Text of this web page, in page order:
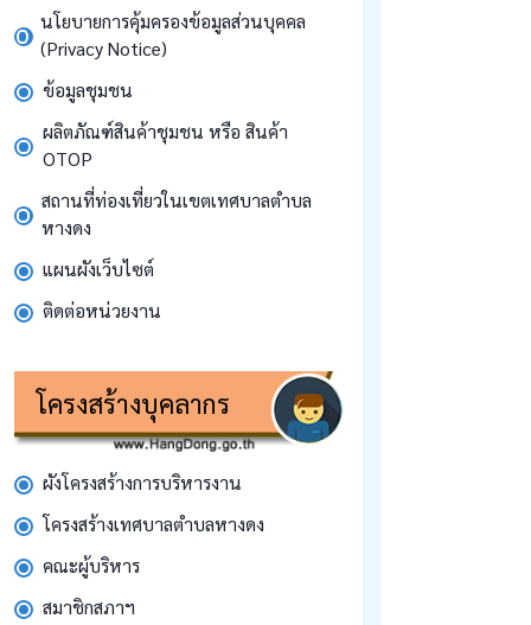
นโยบายการคุ้มครองข้อมูลส่วนบุคคล
(Privacy Notice)
ข้อมูลชุมชน
ผลิตภัณฑ์สินค้าชุมชน หรือ สินค้า
OTOP
สถานที่ท่องเที่ยวในเขตเทศบาลตำบล
หางดง
แผนผังเว็บไซต์
ติดต่อหน่วยงาน
โครงสร้างบุคลากร
ผังโครงสร้างการบริหารงาน
โครงสร้างเทศบาลตำบลหางดง
คณะผู้บริหาร
สมาชิกสภาฯ